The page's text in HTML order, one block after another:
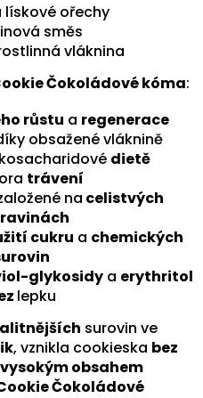
lískové ořechy
směs
vláknina
Čokoládové kóma:
růstu a regenerace
obsažené vláknině
dietě
trávení
na celistvých
cukru a chemických
glykosidy a erythritol
lepku
surovin ve
, vznikla cookieska bez
vysokým obsahem
Čokoládové